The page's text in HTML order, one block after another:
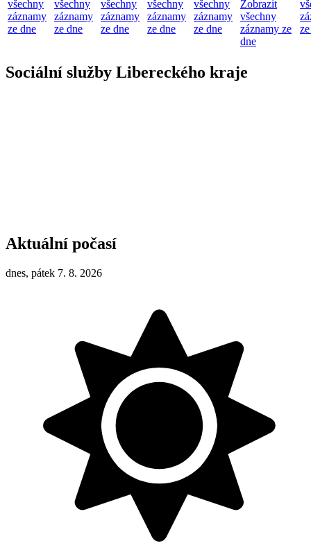
všechny
záznamy
ze dne
všechny
záznamy
ze dne
všechny
záznamy
ze dne
všechny
záznamy
ze dne
všechny
záznamy
ze dne
Zobrazit
všechny
záznamy ze
dne
Sociální služby Libereckého kraje
Aktuální počasí
dnes, pátek 7. 8. 2026